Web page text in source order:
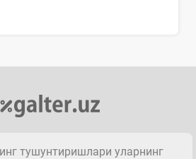
тушунтиришлари уларнинг